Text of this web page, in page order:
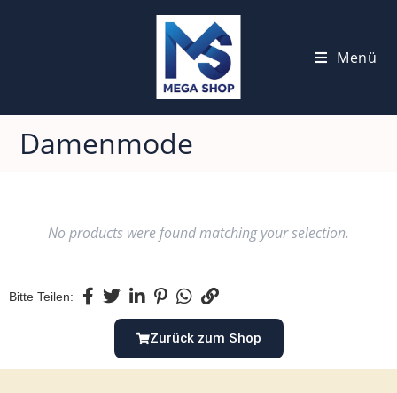
Menü
Damenmode
No products were found matching your selection.
Bitte Teilen:
Zurück zum Shop